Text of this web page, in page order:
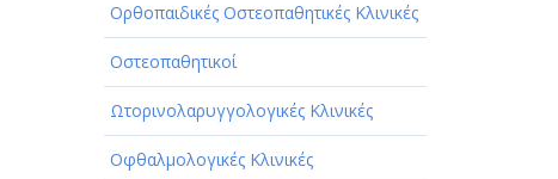
Ορθοπαιδικές Οστεοπαθητικές Κλινικές
Οστεοπαθητικοί
Ωτορινολαρυγγολογικές Κλινικές
Οφθαλμολογικές Κλινικές